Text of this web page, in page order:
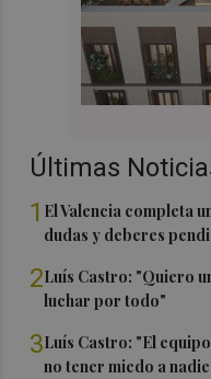
Últimas
1 El Valencia completa
dudas y deberes
2Luís Castro: "Quiero
luchar por todo"
3Luís Castro: "El
no tener miedo a